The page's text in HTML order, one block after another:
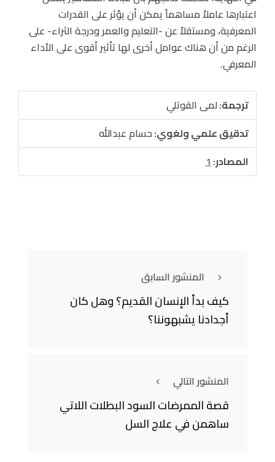
اعتبارها عاملاً مساهماً يمكن أن يؤثر على القدرات
المعرفية، ومستقلاً عن -التعليم والعمر ودرجة الثراء- على
الرغم من أن هناك عوامل أخرى لها تأثير أقوى على الأداء
المعرفي.
ترجمة:لمى القوتلي
تدقيق علمي ولغوي:حسام عبدالله
المصادر:1
المنشور السابق
كيف بدأ الإنسان القديم؟ وهل كان
أجدادنا يشبهوننا؟
المنشور التالي
قصة الممرضات السود البطلات اللاتي
ساهمن في علاج السل